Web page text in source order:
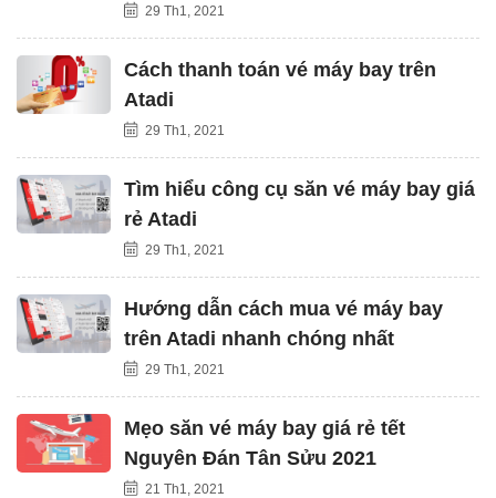
29 Th1, 2021
Cách thanh toán vé máy bay trên
Atadi
29 Th1, 2021
Tìm hiểu công cụ săn vé máy bay giá
rẻ Atadi
29 Th1, 2021
Hướng dẫn cách mua vé máy bay
trên Atadi nhanh chóng nhất
29 Th1, 2021
Mẹo săn vé máy bay giá rẻ tết
Nguyên Đán Tân Sửu 2021
21 Th1, 2021